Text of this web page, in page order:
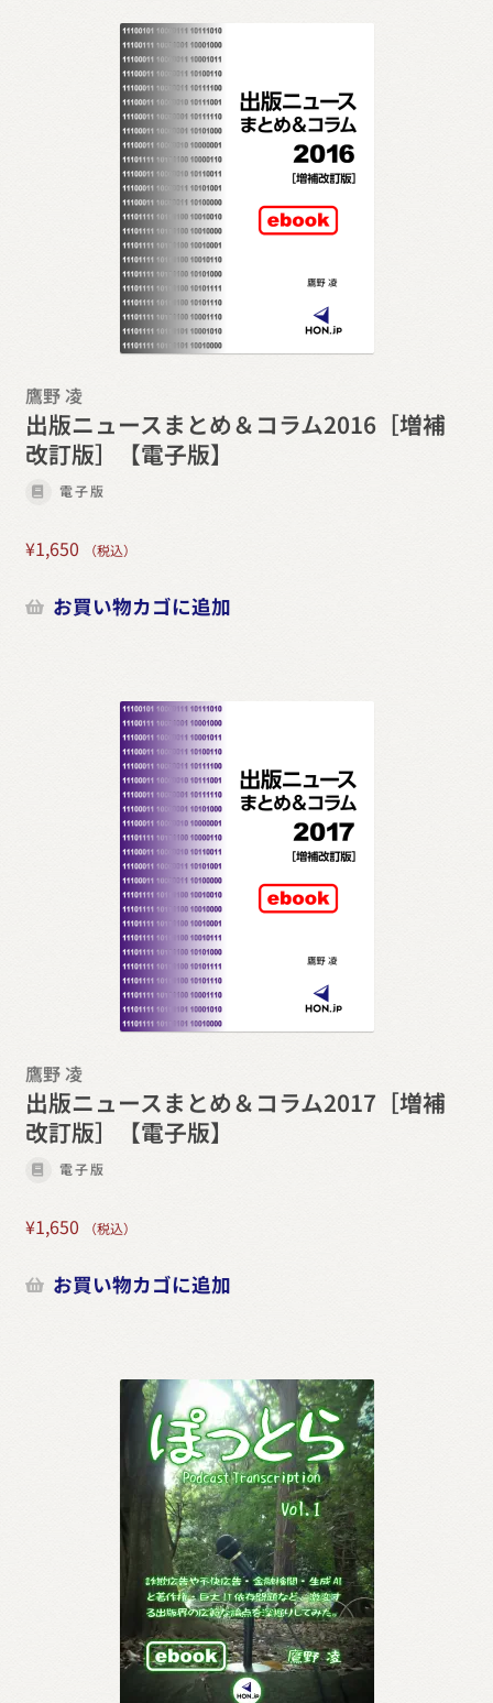
鷹野 凌
出版ニュースまとめ＆コラム2016［増補
改訂版］【電子版】
電子版
¥1,650 （税込）
お買い物カゴに追加
鷹野 凌
出版ニュースまとめ＆コラム2017［増補
改訂版］【電子版】
電子版
¥1,650 （税込）
お買い物カゴに追加